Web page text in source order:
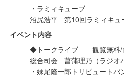
・ラミィキューブ
沼尻浩平 第10回ラミィキュ
イベント内容
◆トークライブ 観覧無料/
総合司会 菖蒲理乃（ラジオ
・妹尾隆一郎トリビュート